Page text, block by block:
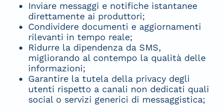
Inviare messaggi e notifiche istantanee
direttamente ai produttori;
Condividere documenti e aggiornamenti
rilevanti in tempo reale;
Ridurre la dipendenza da SMS,
migliorando al contempo la qualità delle
informazioni;
Garantire la tutela della privacy degli
utenti rispetto a canali non dedicati quali
social o servizi generici di messaggistica;